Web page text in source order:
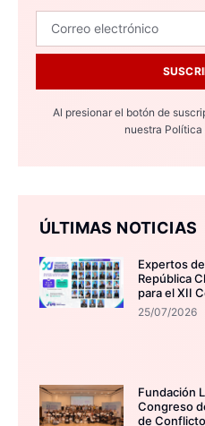
Al presionar el botón de
nuestra Política
ÚLTIMAS NOTICIAS
Expertos
República
para el XII
25/07/2026
Fundación
Congreso
de